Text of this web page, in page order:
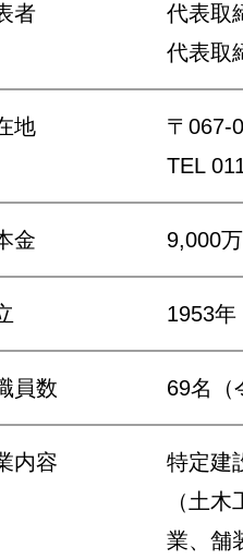
者
代表取
代表取
地 〒067-
TEL
金 9,000
1953年
員数 69名（
内容
特定建
（土
業、舗